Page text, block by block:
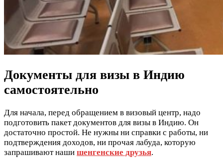
Документы для визы в Индию
самостоятельно
Для начала, перед обращением в визовый центр, надо
подготовить пакет документов для визы в Индию. Он
достаточно простой. Не нужны ни справки с работы, ни
подтверждения доходов, ни прочая лабуда, которую
запрашивают наши шенгенские друзья.